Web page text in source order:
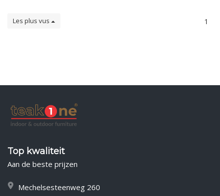
Les plus vus 1
Top kwaliteit
Aan de beste prijzen
Mechelsesteenweg 260